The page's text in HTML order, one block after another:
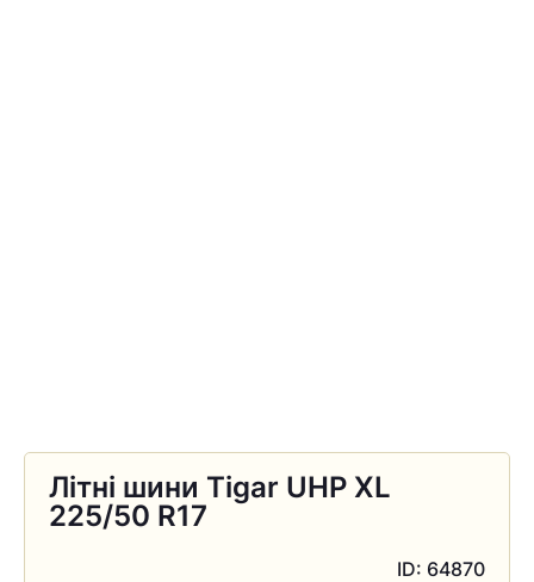
Літні шини Tigar UHP XL
225/50 R17
ID: 64870